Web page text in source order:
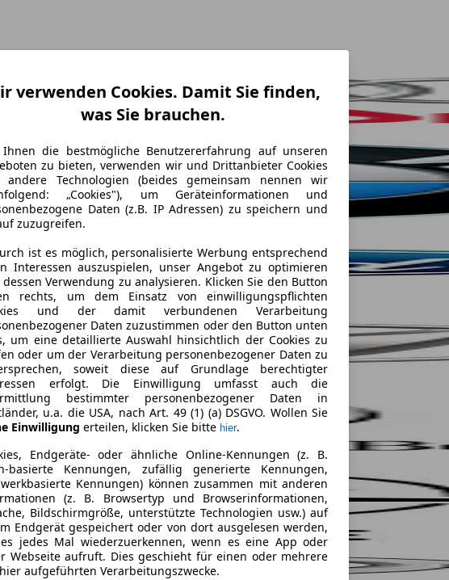
verwenden Cookies. Damit Sie finden,
was Sie brauchen.
die bestmögliche Benutzererfahrung auf unseren
zu bieten, verwenden wir und Drittanbieter Cookies
andere Technologien (beides gemeinsam nennen wir
„Cookies"), um Geräteinformationen und
Daten (z.B. IP Adressen) zu speichern und
zuzugreifen.
ist es möglich, personalisierte Werbung entsprechend
Interessen auszuspielen, unser Angebot zu optimieren
Verwendung zu analysieren. Klicken Sie den Button
rechts, um dem Einsatz von einwilligungspflichten
und der damit verbundenen Verarbeitung
Daten zuzustimmen oder den Button unten
um eine detaillierte Auswahl hinsichtlich der Cookies zu
oder um der Verarbeitung personenbezogener Daten zu
soweit diese auf Grundlage berechtigter
erfolgt. Die Einwilligung umfasst auch die
bestimmter personenbezogener Daten in
u.a. die USA, nach Art. 49 (1) (a) DSGVO. Wollen Sie
Einwilligung erteilen, klicken Sie bitte hier.
Endgeräte- oder ähnliche Online-Kennungen (z. B.
basierte Kennungen, zufällig generierte Kennungen,
Kennungen) können zusammen mit anderen
(z. B. Browsertyp und Browserinformationen,
Bildschirmgröße, unterstützte Technologien usw.) auf
Endgerät gespeichert oder von dort ausgelesen werden,
jedes Mal wiederzuerkennen, wenn es eine App oder
Webseite aufruft. Dies geschieht für einen oder mehrere
aufgeführten Verarbeitungszwecke.